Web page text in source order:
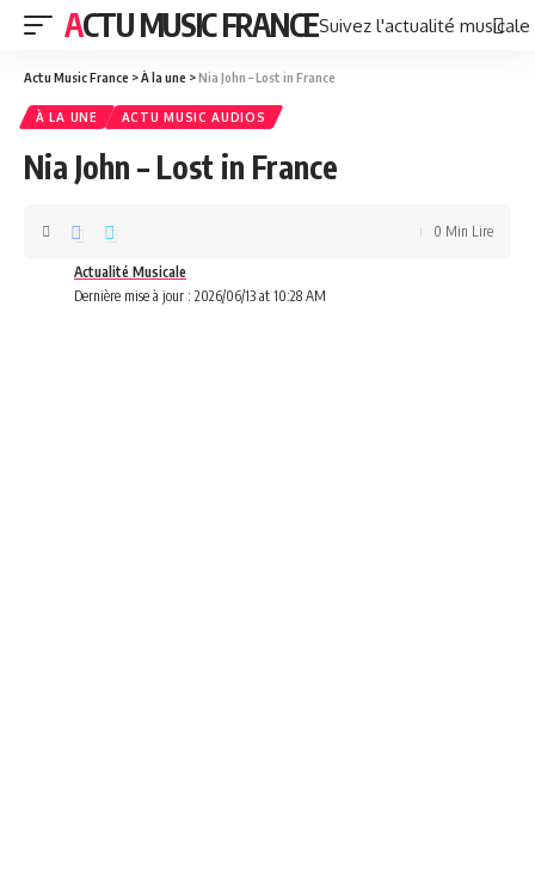
ACTU MUSIC FRANCESuivez l'actualité
Actu Music France >À la une >Nia John – Lost in France
À LA UNE ACTU MUSIC AUDIOS
Nia John – Lost in France
Dernière mise à jour : 2026/06/13 at 10:28 AM
Actualité Musicale
0 Min Lire